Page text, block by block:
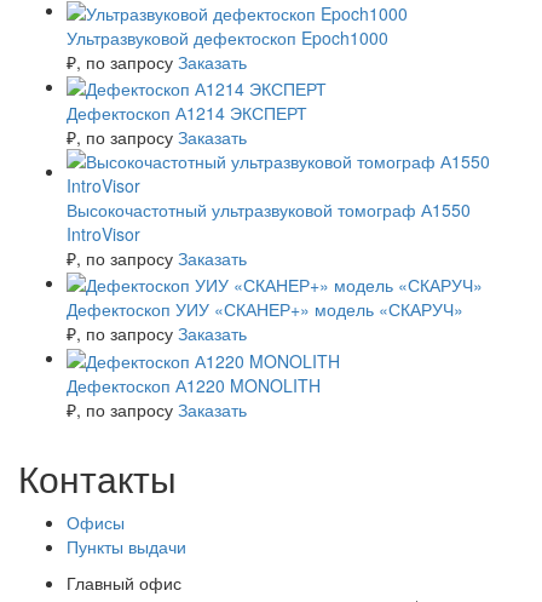
Ультразвуковой дефектоскоп Epoch1000
₽, по запросу Заказать
Дефектоскоп А1214 ЭКСПЕРТ
₽, по запросу Заказать
Высокочастотный ультразвуковой томограф А1550
IntroVisor
₽, по запросу Заказать
Дефектоскоп УИУ «СКАНЕР+» модель «СКАРУЧ»
₽, по запросу Заказать
Дефектоскоп А1220 MONOLITH
₽, по запросу Заказать
Контакты
Офисы
Пункты выдачи
Главный офис